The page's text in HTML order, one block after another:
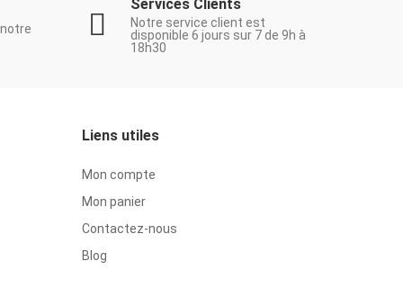
Services Clients
Notre service client est
disponible 6 jours sur 7 de 9h à
18h30
Liens utiles
Mon compte
Mon panier
Contactez-nous
Blog